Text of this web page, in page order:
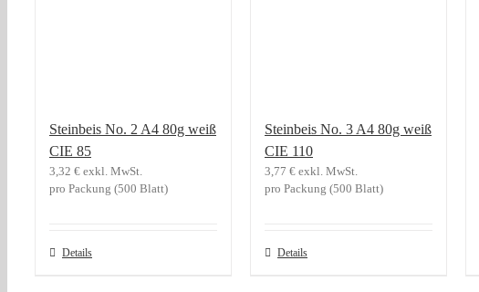
Steinbeis No. 2 A4 80g weiß
CIE 85
3,32 € exkl. MwSt.
pro Packung (500 Blatt)
Details
Steinbeis No. 3 A4 80g weiß
CIE 110
3,77 € exkl. MwSt.
pro Packung (500 Blatt)
Details